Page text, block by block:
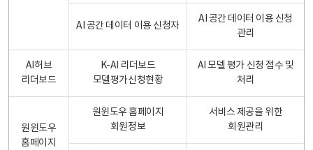
AI 공간 데이터 이용 신청자
AI 공간 데이터 이용 신청
관리
AI허브
리더보드
K-AI 리더보드
모델평가신청현황
AI 모델 평가 신청 접수 및
처리
원윈도우
홈페이지
원윈도우 홈페이지
회원정보
서비스 제공을 위한
회원관리